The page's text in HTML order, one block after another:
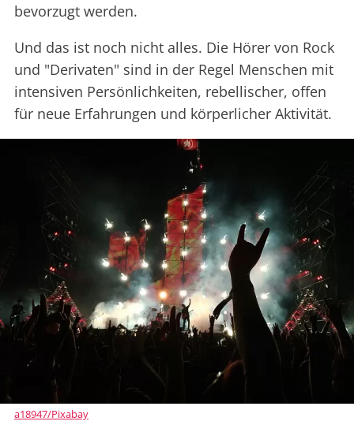
bevorzugt werden.
Und das ist noch nicht alles. Die Hörer von Rock
und "Derivaten" sind in der Regel Menschen mit
intensiven Persönlichkeiten, rebellischer, offen
für neue Erfahrungen und körperlicher Aktivität.
a18947/Pixabay